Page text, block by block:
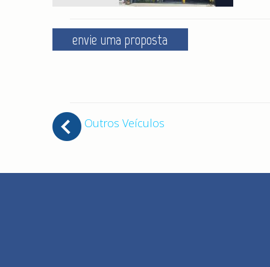
envie uma proposta
Outros Veículos